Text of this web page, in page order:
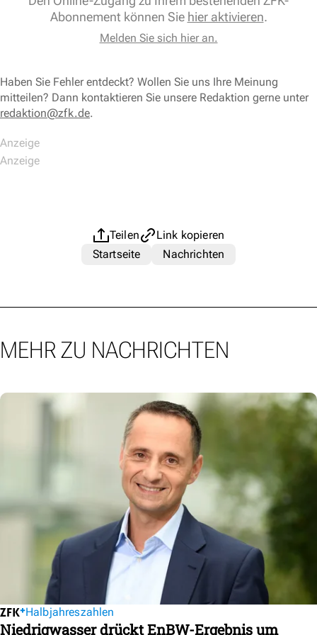
Abonnement können Sie hier aktivieren.
Melden Sie sich hier an.
Haben Sie Fehler entdeckt? Wollen Sie uns Ihre Meinung
mitteilen? Dann kontaktieren Sie unsere Redaktion gerne unter
redaktion@zfk.de.
Teilen
Link kopieren
Startseite
Nachrichten
MEHR ZU NACHRICHTEN
Halbjahreszahlen
Niedrigwasser drückt EnBW-Ergebnis um